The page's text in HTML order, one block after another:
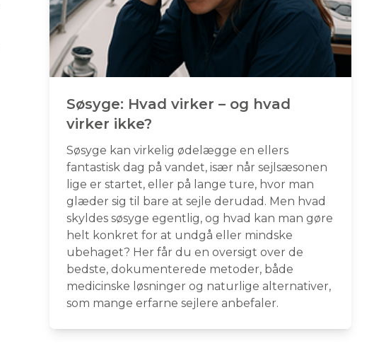
Søsyge: Hvad virker – og hvad
virker ikke?
Søsyge kan virkelig ødelægge en ellers
fantastisk dag på vandet, især når sejlsæsonen
lige er startet, eller på lange ture, hvor man
glæder sig til bare at sejle derudad. Men hvad
skyldes søsyge egentlig, og hvad kan man gøre
helt konkret for at undgå eller mindske
ubehaget? Her får du en oversigt over de
bedste, dokumenterede metoder, både
medicinske løsninger og naturlige alternativer,
som mange erfarne sejlere anbefaler.